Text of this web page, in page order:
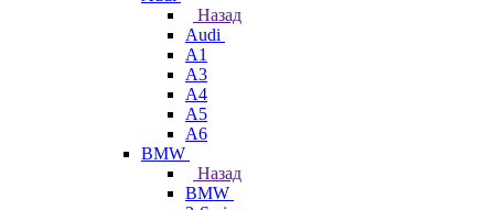
Назад
Audi
A1
A3
A4
A5
A6
BMW
Назад
BMW